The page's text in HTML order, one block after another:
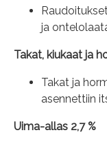
ja
Takat, kiukaat ja
Takat ja
asennettiin
Uima-allas 2,7 %